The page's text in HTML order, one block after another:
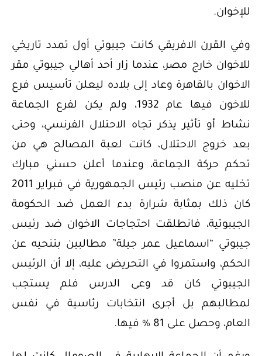
للإخوان.
وفي القرن الافريقي كانت جيبوتي أول تمدد تاريخي
للاخوان خارج مصر، عندما زار أحد أهالي جيبوتي مقر
الاخوان بالقاهرة وعاد إلى بلاده ليعلن تأسيس فرع
للاخون فيها عام 1932، ولم يكن لفرع الجماعة
نشاط أو تأثير يذكر تجاه الاحتلال الفرنسي، وحتى
بعد خروج الاحتلال، كانت لعبة المصالح هي من
تحكم حركة الجماعة، وعندما أعلن حسني مبارك
تخليه عن منصب رئيس الجمهورية في فبراير 2011
كان ذلك بمثابة شرارة بدء العمل ضد الحكومة
الجيبوتية، فانطلقت احتجاجات الاخوان ضد رئيس
جيبوتي “اسماعيل عمر جيلة” مطالبين بتنحيه عن
الحكم، واستمروا في التحريض عليه، إلا أن الرئيس
الجيبوتي كان قد وعى الدرس فلم يستجب
لمطالبهم بل أجرى انتخابات رئاسية في نفس
العام، وحصل على 81 % فيها.